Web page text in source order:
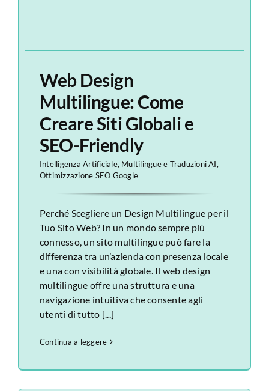
Web Design
Multilingue: Come
Creare Siti Globali e
SEO-Friendly
Intelligenza Artificiale, Multilingue e Traduzioni AI,
Ottimizzazione SEO Google
Perché Scegliere un Design Multilingue per il
Tuo Sito Web? In un mondo sempre più
connesso, un sito multilingue può fare la
differenza tra un’azienda con presenza locale
e una con visibilità globale. Il web design
multilingue offre una struttura e una
navigazione intuitiva che consente agli
utenti di tutto [...]
Continua a leggere